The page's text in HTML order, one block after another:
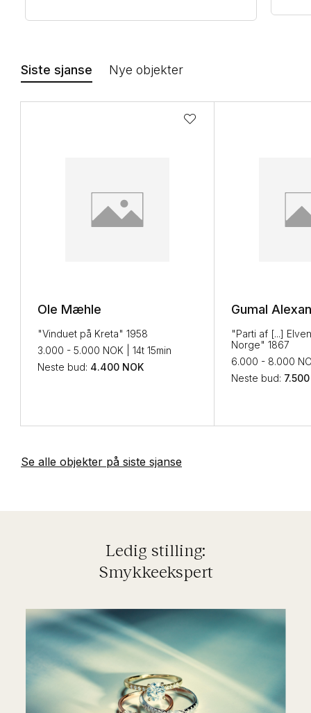
Siste sjanse Nye objekter
Ole Mæhle
"Vinduet på Kreta" 1958
3.000 - 5.000 NOK | 14t 15min
Neste bud: 4.400 NOK
Gumal
"Parti af [...]
Norge" 1867
6.000 - 8.000
Neste bud: 7.500
Se alle objekter på siste sjanse
Ledig stilling:
Smykkeekspert